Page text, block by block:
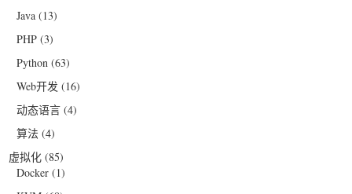
Java (13)
PHP (3)
Python (63)
Web开发 (16)
动态语言 (4)
算法 (4)
虚拟化 (85)
Docker (1)